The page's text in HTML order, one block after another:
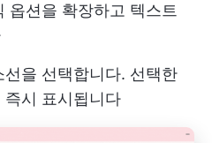
옵션을 확장하고 텍스트
선을 선택합니다. 선택한
시 표시됩니다